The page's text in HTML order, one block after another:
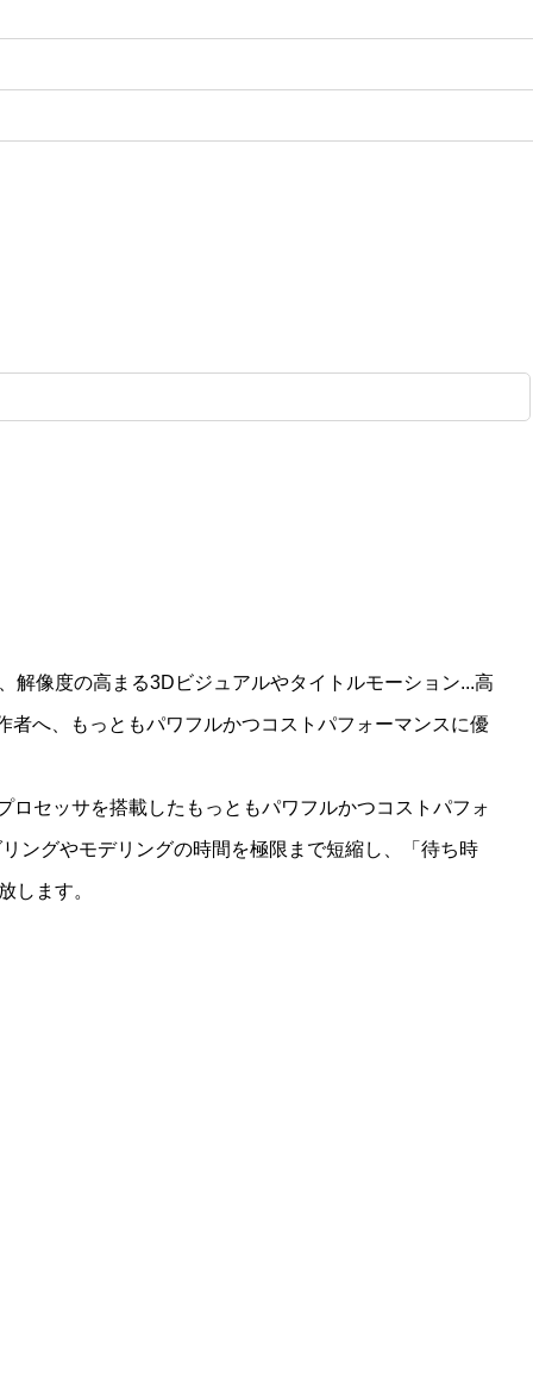
解像度の高まる3Dビジュアルやタイトルモーション...高
へ、もっともパワフルかつコストパフォーマンスに優
セッサを搭載したもっともパワフルかつコストパフォ
ングやモデリングの時間を極限まで短縮し、「待ち時
します。